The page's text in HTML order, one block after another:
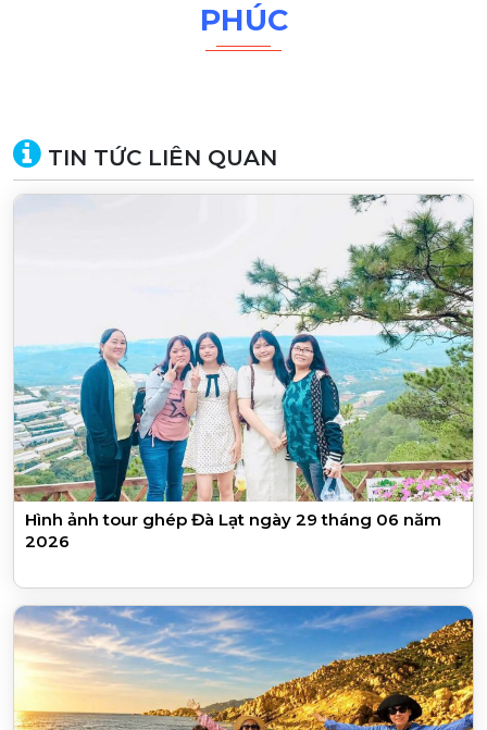
PHÚC
TIN TỨC LIÊN QUAN
Hình ảnh tour ghép Đà Lạt ngày 29 tháng 06 năm
2026